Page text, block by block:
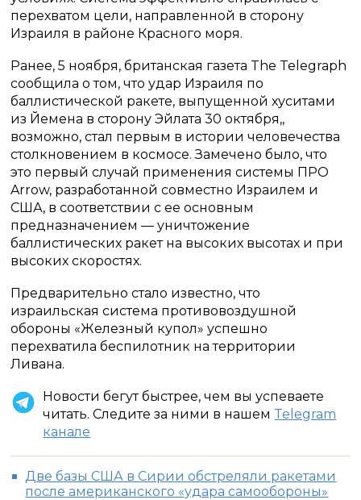
перехватом цели, направленной в сторону
Израиля в районе Красного моря.
Ранее, 5 ноября, британская газета The Telegraph
сообщила о том, что удар Израиля по
баллистической ракете, выпущенной хуситами
из Йемена в сторону Эйлата 30 октября,,
возможно, стал первым в истории человечества
столкновением в космосе. Замечено было, что
это первый случай применения системы ПРО
Arrow, разработанной совместно Израилем и
США, в соответствии с ее основным
предназначением — уничтожение
баллистических ракет на высоких высотах и при
высоких скоростях.
Предварительно стало известно, что
израильская система противовоздушной
обороны «Железный купол» успешно
перехватила беспилотник на территории
Ливана.
Новости бегут быстрее, чем вы успеваете
читать. Следите за ними в нашем Telegram
канале
Две базы США в Сирии обстреляли ракетами
после американского «удара самообороны»